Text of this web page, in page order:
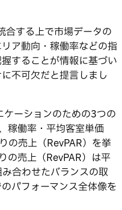
合する上で市場データの
ア動向・稼働率などの指
することが情報に基づい
不可欠だと提言しまし
ーションのための3つの
稼働率・平均客室単価
の売上（RevPAR）を挙
の売上（RevPAR）は平
合わせたバランスの取
パフォーマンス全体像を